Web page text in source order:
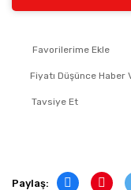
Fiyatı Düşünce Haber
Tavsiye Et
Paylaş: